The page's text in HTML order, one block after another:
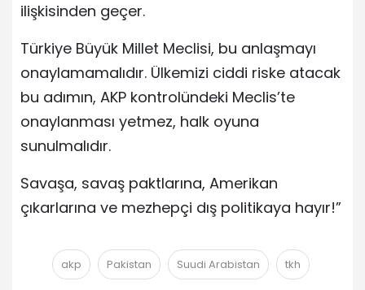
ilişkisinden geçer.
Türkiye Büyük Millet Meclisi, bu anlaşmayı
onaylamamalıdır. Ülkemizi ciddi riske atacak
bu adımın, AKP kontrolündeki Meclis’te
onaylanması yetmez, halk oyuna
sunulmalıdır.
Savaşa, savaş paktlarına, Amerikan
çıkarlarına ve mezhepçi dış politikaya hayır!”
akp Pakistan Suudi Arabistan tkh